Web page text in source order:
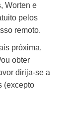
Worten e
pelos
remoto.
próxima,
obter
dirija-se a
(excepto